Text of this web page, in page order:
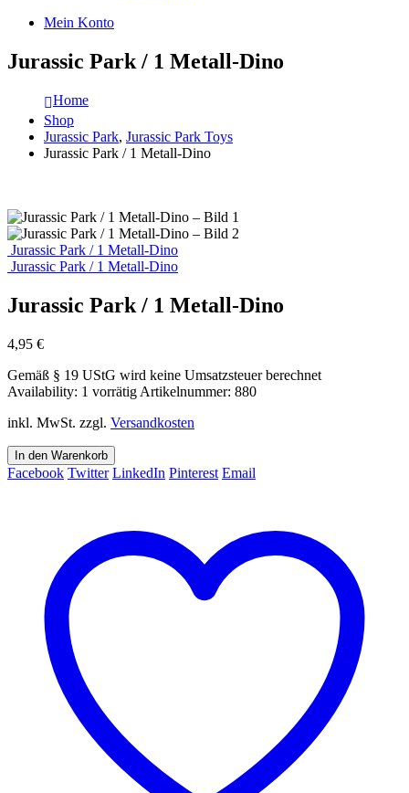
Mein Konto
Jurassic Park / 1 Metall-Dino
Home
Shop
Jurassic Park, Jurassic Park Toys
Jurassic Park / 1 Metall-Dino
Jurassic Park / 1 Metall-Dino
Jurassic Park / 1 Metall-Dino
Jurassic Park / 1 Metall-Dino
4,95 €
Gemäß § 19 UStG wird keine Umsatzsteuer berechnet
Availability: 1 vorrätig Artikelnummer: 880
inkl. MwSt. zzgl. Versandkosten
In den Warenkorb
Facebook Twitter LinkedIn Pinterest Email